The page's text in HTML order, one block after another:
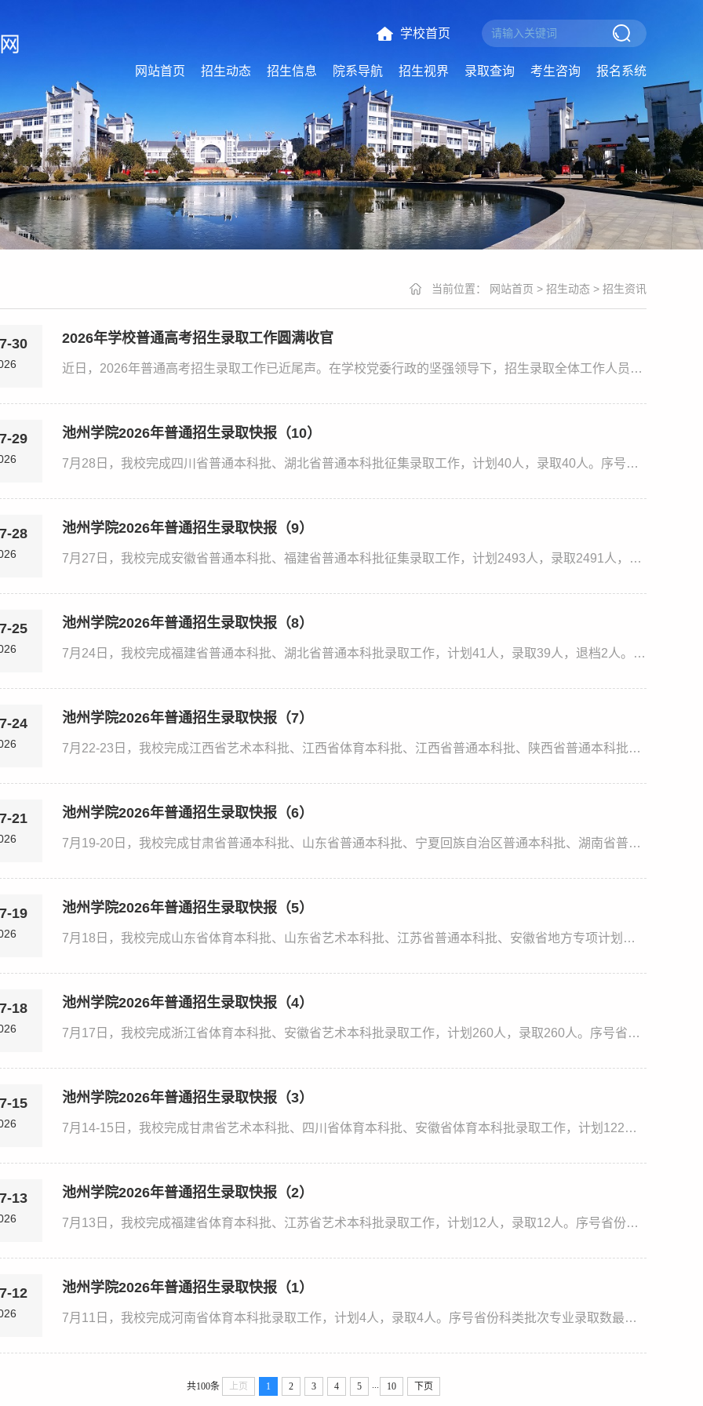
学校首页
网站首页 招生动态 招生信息 院系导航 招生视界 录取查询 考生咨询 报名系统
当前位置： 网站首页 > 招生动态 > 招生资讯
30 2026年学校普通高考招生录取工作圆满收官
近日，2026年普通高考招生录取工作已近尾声。在学校党委行政的坚强领导下，招生录取全体工作人员恪尽职守，严格落实国家及安徽省招生政策，确保各批次录取工作平稳有序。从整体投档情况看，今年各省生源充足，投档形势持续向好，录取分数和生源质量均保持稳中有升的良好态势，省内录取特控线以上考生389人，占比13.51%，充分体现了社会对学校办学实力和人才培养质量的广泛认可。科学编制招生计划，精准对接产业发展需求学校深入...
29 池州学院2026年普通招生录取快报（10）
7月28日，我校完成四川省普通本科批、湖北省普通本科批征集录取工作，计划40人，录取40人。序号省份科类批次专业录取数最高分最低分平均分1四川历史类普通本科批酒店管理4522520520.52四川历史类普通本科批旅游管理45205205203四川历史类普通本科批汉语言文学3523522522.674四川历史类普通本科批广告学35205205205四川历史类普通本科批文化产业管理35225205216四川历史类普通本科批网络与新媒体25215215217四川物理类普通本科批...
28 池州学院2026年普通招生录取快报（9）
7月27日，我校完成安徽省普通本科批、福建省普通本科批征集录取工作，计划2493人，录取2491人，退档2人。序号省份科类批次专业录取数最高分最低分平均分1安徽历史类普通本科批汉语言文学108530522523.532安徽历史类普通本科批广告学60521516516.983安徽历史类普通本科批网络与新媒体57524522522.284安徽历史类普通本科批思想政治教育40529523524.835安徽历史类普通本科批英语38525519520.56安徽历史类普通本科批地理科学3753252...
25 池州学院2026年普通招生录取快报（8）
7月24日，我校完成福建省普通本科批、湖北省普通本科批录取工作，计划41人，录取39人，退档2人。序号省份科类批次专业录取数最高分最低分平均分1福建历史类普通本科批汉语言文学4505501502.52福建历史类普通本科批旅游管理35005005003福建历史类普通本科批文化产业管理3501500500.674福建历史类普通本科批酒店管理2500499499.55福建物理类普通本科批高分子材料与工程35185145166福建物理类普通本科批新能源材料与器件3519515516...
24 池州学院2026年普通招生录取快报（7）
7月22-23日，我校完成江西省艺术本科批、江西省体育本科批、江西省普通本科批、陕西省普通本科批、浙江省普通本科批、河北省普通本科批、河南省普通本科批录取工作，计划241人，录取241人。序号省份科类批次专业录取数最高分最低分平均分1江西美术与设计类艺术本科批美术学5497488490.82江西美术与设计类艺术本科批视觉传达设计5498490492.83江西美术与设计类艺术本科批环境设计54904884894江西美术与设计类艺术本科批动画54944...
21 池州学院2026年普通招生录取快报（6）
7月19-20日，我校完成甘肃省普通本科批、山东省普通本科批、宁夏回族自治区普通本科批、湖南省普通本科批录取工作，计划88人，录取88人。序号省份科类批次专业录取数最高分最低分平均分1甘肃历史类普通本科批广播电视编导4463461461.752甘肃历史类普通本科批酒店管理3466461463.673甘肃历史类普通本科批旅游管理3465462463.334甘肃历史类普通本科批网络与新媒体24704664685甘肃历史类普通本科批文化产业管理24654654656甘肃历史...
19 池州学院2026年普通招生录取快报（5）
7月18日，我校完成山东省体育本科批、山东省艺术本科批、江苏省普通本科批、安徽省地方专项计划录取工作，计划48人，录取48人。序号省份科类批次专业录取数最高分最低分平均分1山东体育类体育本科批社会体育指导与管理25975975972山东体育类体育本科批休闲体育25985965973山东美术与设计类艺术本科批动画2489488488.54山东美术与设计类艺术本科批视觉传达设计24884864875山东美术与设计类艺术本科批美术学24794794796山东美术与...
18 池州学院2026年普通招生录取快报（4）
7月17日，我校完成浙江省体育本科批、安徽省艺术本科批录取工作，计划260人，录取260人。序号省份科类批次专业录取数最高分最低分平均分1浙江体育类体育本科批社会体育指导与管理25625605612浙江体育类体育本科批休闲体育25625605613安徽美术与设计类艺术本科批视觉传达设计79475465466.674安徽美术与设计类艺术本科批环境设计49468463464.475安徽美术与设计类艺术本科批美术学49490464466.046安徽美术与设计类艺术本科批动画19...
15 池州学院2026年普通招生录取快报（3）
7月14-15日，我校完成甘肃省艺术本科批、四川省体育本科批、安徽省体育本科批录取工作，计划122人，录取122人。序号省份科类批次专业录取数最高分最低分平均分1甘肃美术与设计类艺术本科批环境设计2477476476.52甘肃美术与设计类艺术本科批动画24794774783甘肃美术与设计类艺术本科批视觉传达设计2478477477.54甘肃美术与设计类艺术本科批美术学24774774775四川体育类体育本科批休闲体育38888886四川体育类体育本科批社会体育指...
13 池州学院2026年普通招生录取快报（2）
7月13日，我校完成福建省体育本科批、江苏省艺术本科批录取工作，计划12人，录取12人。序号省份科类批次专业录取数最高分最低分平均分1福建体育类（历史）体育本科批休闲体育25975975972福建体育类（历史）体育本科批社会体育指导与管理2598597597.53江苏美术与设计类（历史）艺术本科批动画24984984984江苏美术与设计类（历史）艺术本科批视觉传达设计24984984985江苏美术与设计类（历史）艺术本科批环境设计24984984986江苏美...
12 池州学院2026年普通招生录取快报（1）
7月11日，我校完成河南省体育本科批录取工作，计划4人，录取4人。序号省份科类批次专业录取数最高分最低分平均分1河南历史类体育本科批休闲体育26306306302河南历史类体育本科批社会体育指导与管理2630630630考生可访问池州学院招生信息网录取查询系统、池州学院教务处公众号或扫码查询录取结果。录取通知书将于8月上旬寄出。池州学院招生办公室 2026年7月12日
共100条 上页 1 2 3 4 5 ... 10 下页